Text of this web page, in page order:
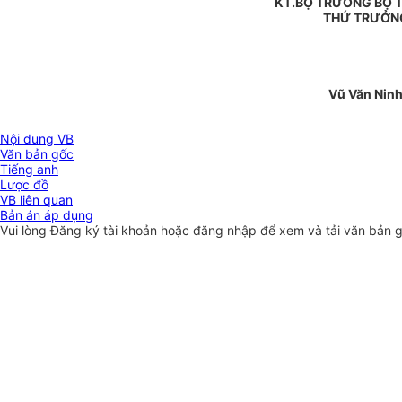
THỨ
Vũ Văn Ninh
Nội dung VB
Văn bản gốc
Tiếng anh
Lược đồ
VB liên quan
Bản án áp dụng
Vui lòngĐăng ký tài khoản hoặc đăng nhập để xem và tải văn bản